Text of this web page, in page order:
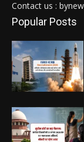
Contact us :
Popular Posts